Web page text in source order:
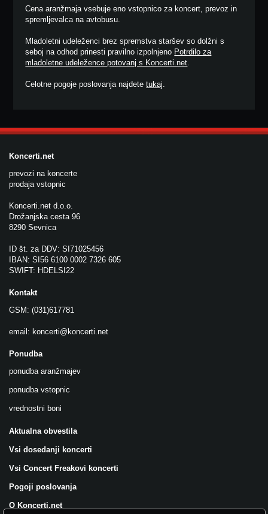
Cena aranžmaja vsebuje eno vstopnico za koncert, prevoz in
spremljevalca na avtobusu.
Mladoletni udeleženci brez spremstva staršev so dolžni s
seboj na odhod prinesti pravilno izpolnjeno Potrdilo za
mladoletne udeležence potovanj s Koncerti.net.
Celotne pogoje poslovanja najdetetukaj.
Koncerti.net
prevozi na koncerte
prodaja vstopnic
Koncerti.net d.o.o.
Drožanjska cesta 96
8290 Sevnica
ID št. za DDV: SI71025456
IBAN: SI56 6100 0002 7326 605
SWIFT: HDELSI22
Kontakt
GSM: (031)617781
email: koncerti@koncerti.net
Ponudba
ponudba aranžmajev
ponudba vstopnic
vrednostni boni
Aktualna obvestila
Vsi dosedanji koncerti
Vsi Concert Freakovi koncerti
Pogoji poslovanja
O Koncerti.net